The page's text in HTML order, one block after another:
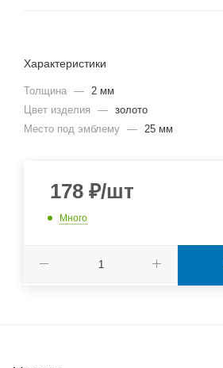
Характеристики
Толщина — 2 мм
Цвет изделия
— золото
Место под эмблему — 25 мм
178 ₽/шт
Много